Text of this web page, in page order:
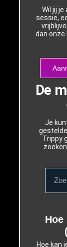
Wil jij
sessie,
dan
De
Je
Trippy
Hoe kan